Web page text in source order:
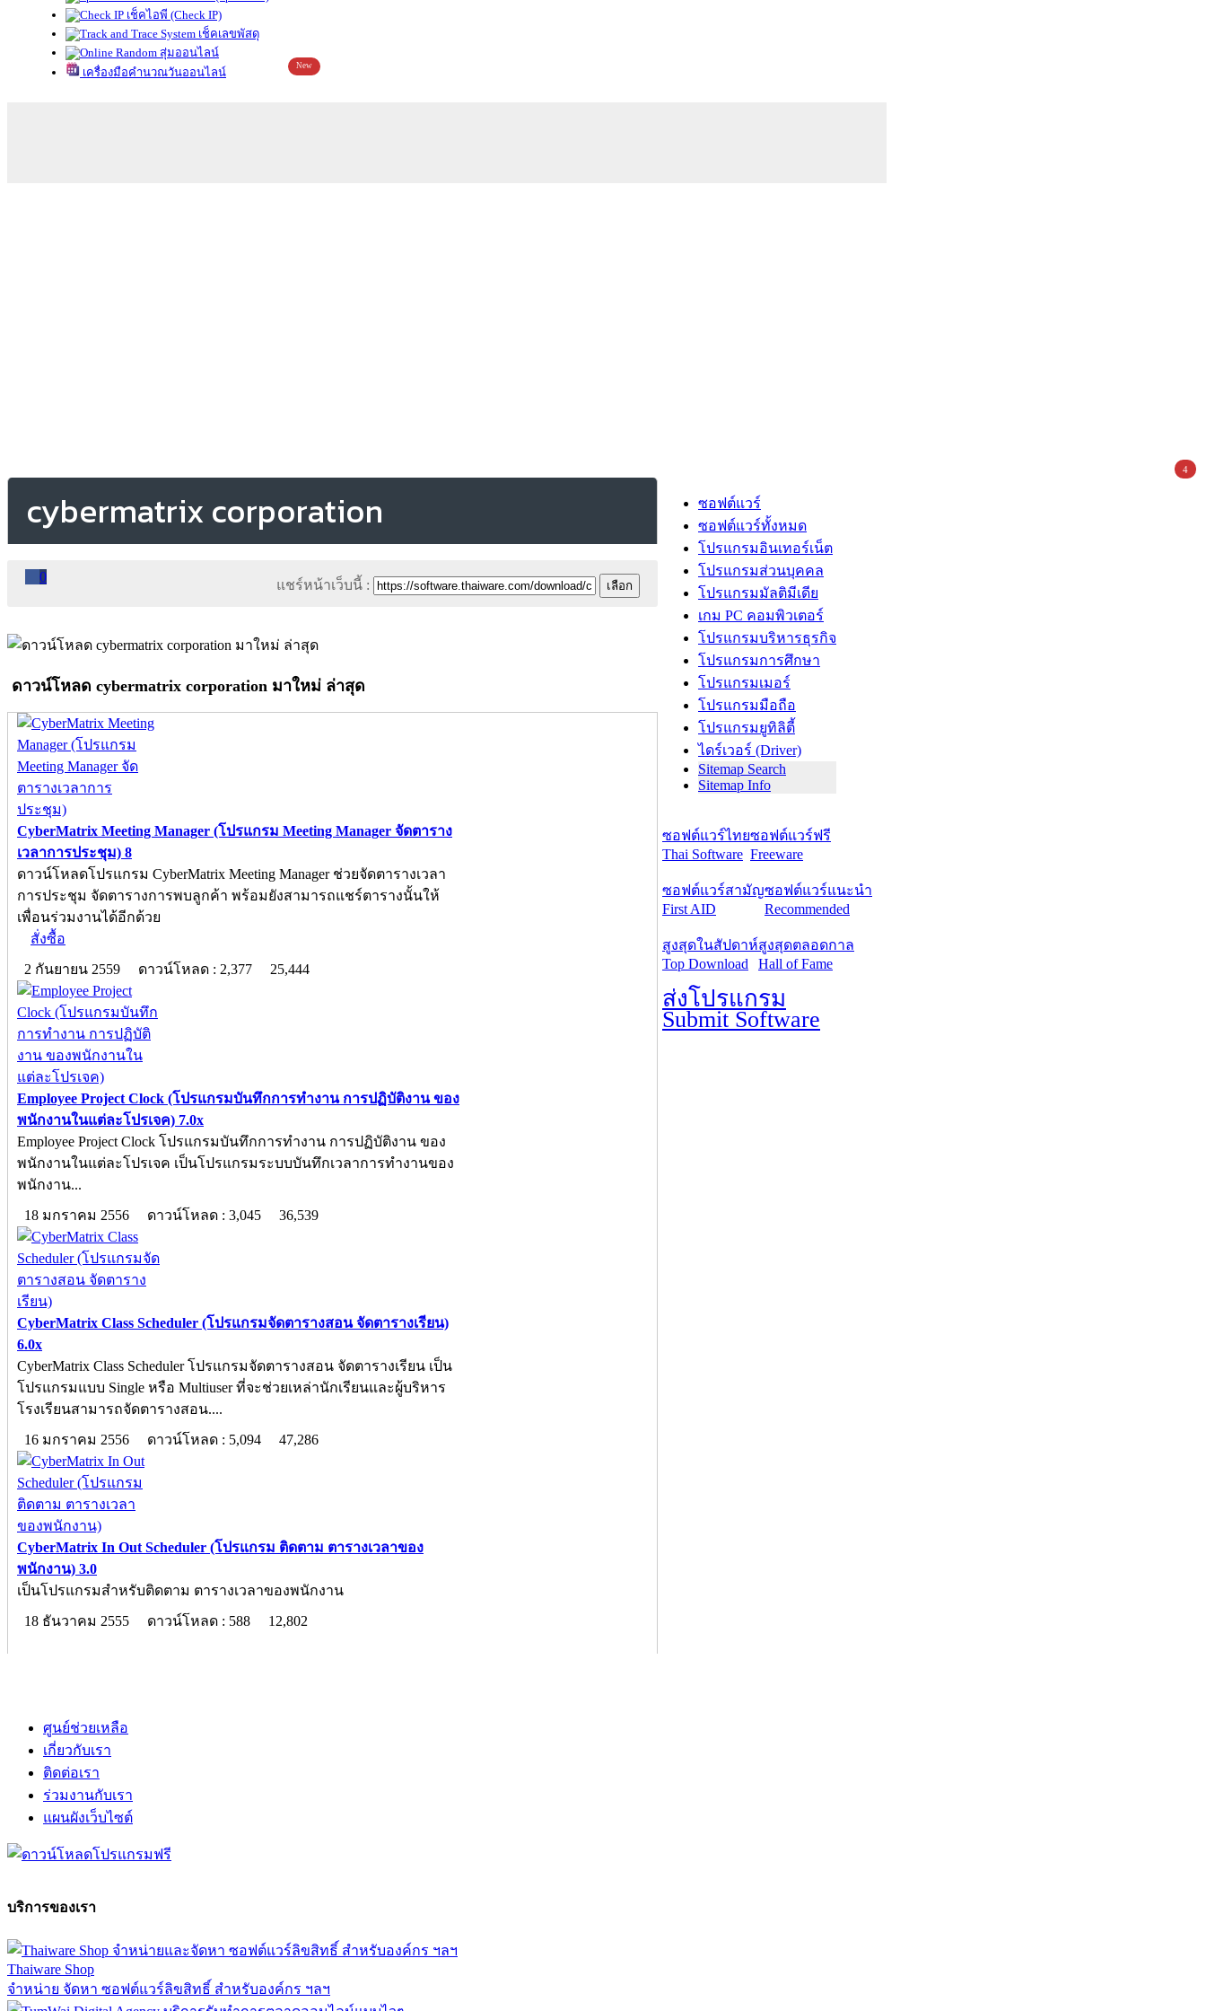
เช็คไอพี (Check IP)
เช็คเลขพัสดุ
สุ่มออนไลน์
เครื่องมือคำนวณวันออนไลน์
New
cybermatrix corporation
0
แชร์หน้าเว็บนี้ :
ดาวน์โหลด cybermatrix corporation มาใหม่ ล่าสุด
CyberMatrix Meeting Manager (โปรแกรม Meeting Manager จัดตาราง
เวลาการประชุม) 8
ดาวน์โหลดโปรแกรม CyberMatrix Meeting Manager ช่วยจัดตารางเวลา
การประชุม จัดตารางการพบลูกค้า พร้อมยังสามารถแชร์ตารางนั้นให้
เพื่อนร่วมงานได้อีกด้วย
สั่งซื้อ
2 กันยายน 2559
ดาวน์โหลด : 2,377 25,444
Employee Project Clock (โปรแกรมบันทึกการทำงาน การปฏิบัติงาน ของ
พนักงานในแต่ละโปรเจค) 7.0x
Employee Project Clock โปรแกรมบันทึกการทำงาน การปฏิบัติงาน ของ
พนักงานในแต่ละโปรเจค เป็นโปรแกรมระบบบันทึกเวลาการทำงานของ
พนักงาน...
18 มกราคม 2556
ดาวน์โหลด : 3,045 36,539
CyberMatrix Class Scheduler (โปรแกรมจัดตารางสอน จัดตารางเรียน)
6.0x
CyberMatrix Class Scheduler โปรแกรมจัดตารางสอน จัดตารางเรียน เป็น
โปรแกรมแบบ Single หรือ Multiuser ที่จะช่วยเหล่านักเรียนและผู้บริหาร
โรงเรียนสามารถจัดตารางสอน....
16 มกราคม 2556
ดาวน์โหลด : 5,094 47,286
CyberMatrix In Out Scheduler (โปรแกรม ติดตาม ตารางเวลาของ
พนักงาน) 3.0
เป็นโปรแกรมสำหรับติดตาม ตารางเวลาของพนักงาน
18 ธันวาคม 2555
ดาวน์โหลด : 588 12,802
ซอฟต์แวร์
ซอฟต์แวร์ทั้งหมด
โปรแกรมอินเทอร์เน็ต
โปรแกรมส่วนบุคคล
โปรแกรมมัลติมีเดีย
เกม PC คอมพิวเตอร์
โปรแกรมบริหารธุรกิจ
โปรแกรมการศึกษา
โปรแกรมเมอร์
โปรแกรมมือถือ
โปรแกรมยูทิลิตี้
ไดร์เวอร์ (Driver)
Sitemap Search
Sitemap Info
ซอฟต์แวร์ไทย
Thai Software
ซอฟต์แวร์ฟรี
Freeware
ซอฟต์แวร์สามัญ
First AID
ซอฟต์แวร์แนะนำ
Recommended
สูงสุดในสัปดาห์
Top Download
สูงสุดตลอดกาล
Hall of Fame
ส่งโปรแกรม
Submit Software
ศูนย์ช่วยเหลือ
เกี่ยวกับเรา
ติดต่อเรา
ร่วมงานกับเรา
4
แผนผังเว็บไซต์
บริการของเรา
Thaiware Shop
จำหน่าย จัดหา ซอฟต์แวร์ลิขสิทธิ์ สำหรับองค์กร ฯลฯ